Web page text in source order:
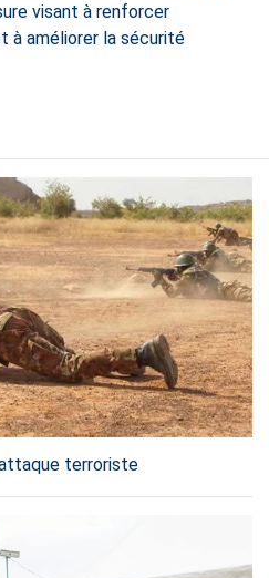
visant à renforcer
à améliorer la sécurité
attaque terroriste